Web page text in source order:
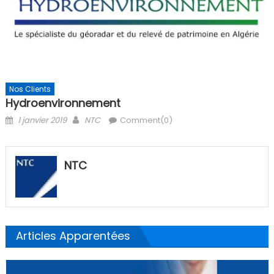
Nos Clients
Hydroenvironnement
Posted
1 janvier 2019 Author
NTC Comment(0)
NTC
Articles Apparentées